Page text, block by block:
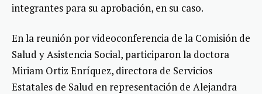
integrantes para su aprobación, en su caso.
En la reunión por videoconferencia de la Comisión de
Salud y Asistencia Social, participaron la doctora
Miriam Ortiz Enríquez, directora de Servicios
Estatales de Salud en representación de Alejandra